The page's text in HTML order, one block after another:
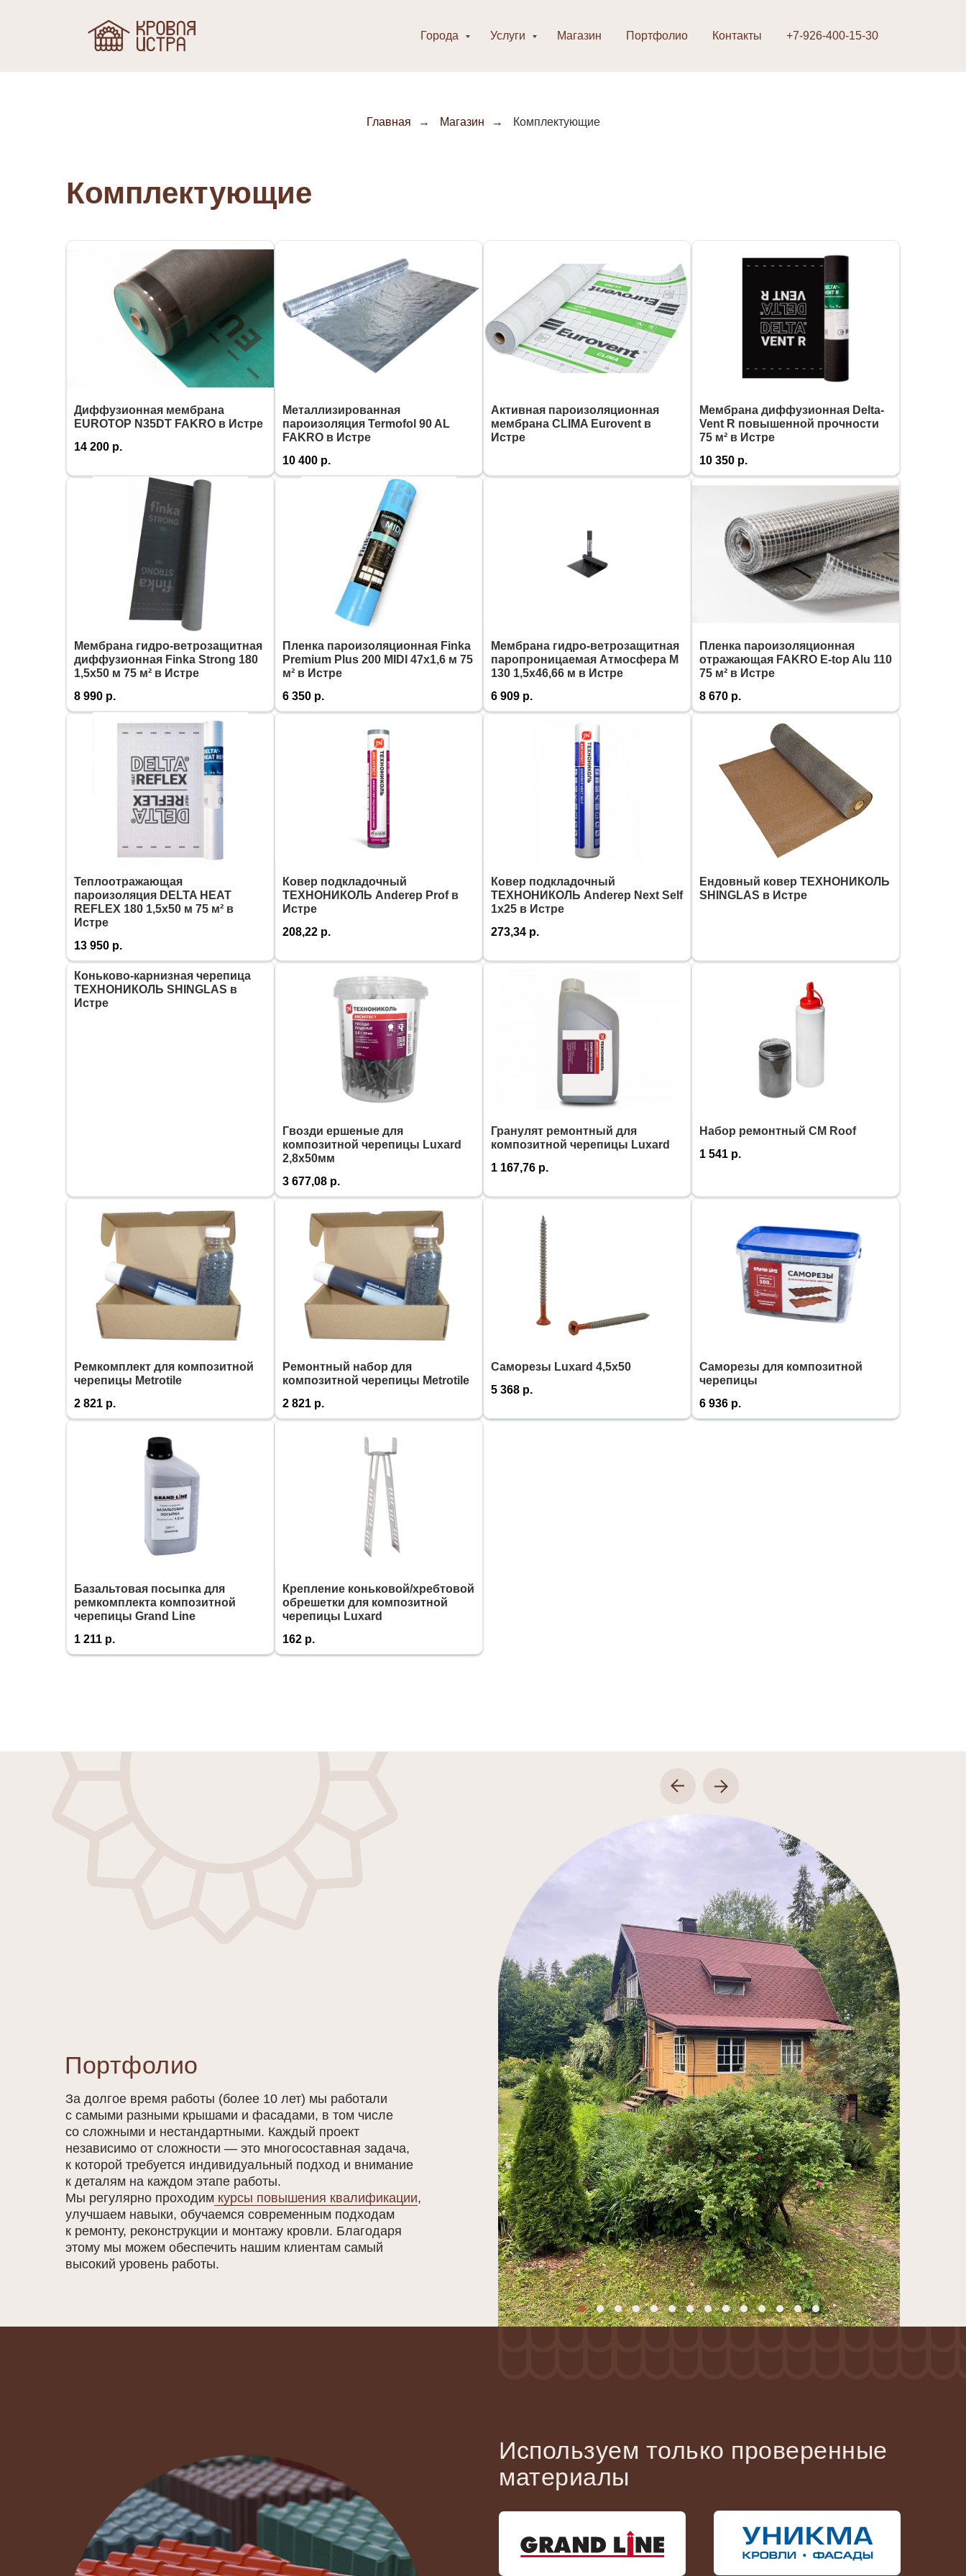
Города Услуги Магазин Портфолио Контакты +7-926-400-15-30
Главная → Магазин → Комплектующие
Комплектующие
Диффузионная мембрана
EUROTOP N35DT FAKRO в Истре
14 200 р.
Металлизированная
пароизоляция Termofol 90 AL
FAKRO в Истре
10 400 р.
Активная пароизоляционная
мембрана CLIMA Eurovent в
Истре
Мембрана диффузионная Delta-
Vent R повышенной прочности
75 м² в Истре
10 350 р.
Мембрана гидро-ветрозащитная
диффузионная Finka Strong 180
1,5х50 м 75 м² в Истре
8 990 р.
Пленка пароизоляционная Finka
Premium Plus 200 MIDI 47х1,6 м 75
м² в Истре
6 350 р.
Мембрана гидро-ветрозащитная
паропроницаемая Атмосфера M
130 1,5х46,66 м в Истре
6 909 р.
Пленка пароизоляционная
отражающая FAKRO E-top Alu 110
75 м² в Истре
8 670 р.
Теплоотражающая
пароизоляция DELTA HEAT
REFLEX 180 1,5х50 м 75 м² в
Истре
13 950 р.
Ковер подкладочный
ТЕХНОНИКОЛЬ Anderep Prof в
Истре
208,22 р.
Ковер подкладочный
ТЕХНОНИКОЛЬ Anderep Next Self
1х25 в Истре
273,34 р.
Ендовный ковер ТЕХНОНИКОЛЬ
SHINGLAS в Истре
Коньково-карнизная черепица
ТЕХНОНИКОЛЬ SHINGLAS в
Истре
Гвозди ершеные для
композитной черепицы Luxard
2,8х50мм
3 677,08 р.
Гранулят ремонтный для
композитной черепицы Luxard
1 167,76 р.
Набор ремонтный CM Roof
1 541 р.
Ремкомплект для композитной
черепицы Metrotile
2 821 р.
Ремонтный набор для
композитной черепицы Metrotile
2 821 р.
Саморезы Luxard 4,5х50
5 368 р.
Саморезы для композитной
черепицы
6 936 р.
Базальтовая посыпка для
ремкомплекта композитной
черепицы Grand Line
1 211 р.
Крепление коньковой/хребтовой
обрешетки для композитной
черепицы Luxard
162 р.
За долгое время работы (более 10 лет) мы работали
с самыми разными крышами и фасадами, в том числе
со сложными и нестандартными. Каждый проект
независимо от сложности — это многосоставная задача,
к которой требуется индивидуальный подход и внимание
к деталям на каждом этапе работы.
Мы регулярно проходим курсы повышения квалификации,
улучшаем навыки, обучаемся современным подходам
к ремонту, реконструкции и монтажу кровли. Благодаря
этому мы можем обеспечить нашим клиентам самый
высокий уровень работы.
Портфолио
Используем только проверенные
материалы